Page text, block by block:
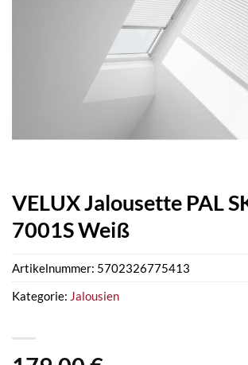
VELUX Jalousette PAL
7001S Weiß
Artikelnummer: 5702326775413
Kategorie: Jalousien